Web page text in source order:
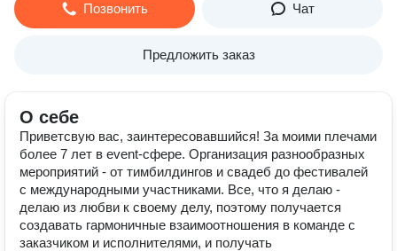
Позвонить Чат
Предложить заказ
О себе
Приветсвую вас, заинтересовавшийся! За моими плечами
более 7 лет в event-сфере. Организация разнообразных
мероприятий - от тимбилдингов и свадеб до фестивалей
с международными участниками. Все, что я делаю -
делаю из любви к своему делу, поэтому получается
создавать гармоничные взаимоотношения в команде с
заказчиком и исполнителями, и получать